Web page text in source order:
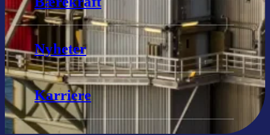
Nyheter
Karriere